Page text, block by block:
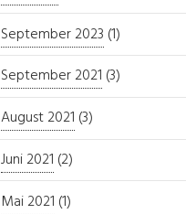
September 2023 (1)
September 2021 (3)
August 2021 (3)
Juni 2021 (2)
Mai 2021 (1)